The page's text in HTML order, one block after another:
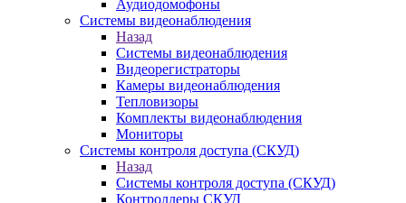
Аудиодомофоны
Системы видеонаблюдения
Назад
Системы видеонаблюдения
Видеорегистраторы
Камеры видеонаблюдения
Тепловизоры
Комплекты видеонаблюдения
Мониторы
Системы контроля доступа (СКУД)
Назад
Системы контроля доступа (СКУД)
Контроллеры СКУД